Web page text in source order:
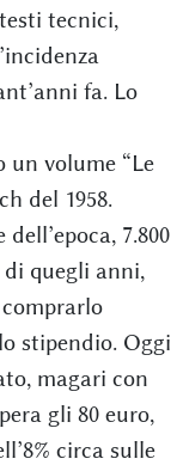
tecnici,
fa. Lo
volume “Le
del 1958.
7.800
quegli anni,
comprarlo
stipendio. Oggi
magari con
gli 80 euro,
circa sulle